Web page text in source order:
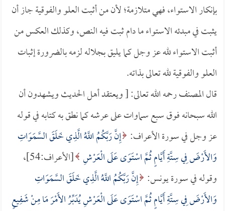
بإنكار الاستواء، فهي متلازمة؛ لأن من أثبت العلو والفوقية جاز أن
يثبت في مبدئه الاستواء ما دام ثبت فيه النص، وكذلك العكس من
أثبت الاستواء لله عز وجل كما يليق بجلاله لزمه بالضرورة إثبات
العلو والفوقية لله تعالى بذاته.
قال المصنف رحمه الله تعالى: [ ويعتقد أهل الحديث ويشهدون أن
الله سبحانه فوق سبع سماوات على عرشه كما نطق به كتابه في قوله
عز وجل في سورة الأعراف: إِنَّ رَبَّكُمُ اللَّهُ الَّذِي خَلَقَ السَّمَوَاتِ
وَالأَرْضَ فِي سِتَّةِ أَيَّامٍ ثُمَّ اسْتَوَى عَلَى الْعَرْشِ
[الأعراف:54]،
وقوله في سورة يونس: إِنَّ رَبَّكُمُ اللَّهُ الَّذِي خَلَقَ السَّمَوَاتِ
وَالأَرْضَ فِي سِتَّةِ أَيَّامٍ ثُمَّ اسْتَوَى عَلَى الْعَرْشِ يُدَبِّرُ الأَمْرَ مَا مِنْ شَفِيعٍ